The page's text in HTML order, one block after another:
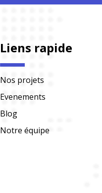
Liens rapide
Nos projets
Evenements
Blog
Notre équipe